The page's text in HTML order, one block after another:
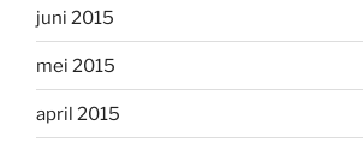
juni 2015
mei 2015
april 2015